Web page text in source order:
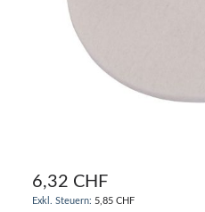
6,32 CHF
5,85 CHF